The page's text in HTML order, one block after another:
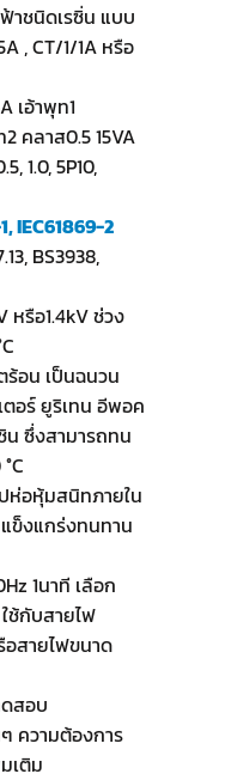
าชนิดเรซิ่น แบบ
, CT/1/1A หรือ
เอ้าพุท1
คลาส0.5 15VA
1.0, 5P10,
IEC61869-2
BS3938,
หรือ1.4kV ช่วง
ร้อน เป็นฉนวน
ตอร์ ยูริเทน อีพอค
น ซึ่งสามารถทน
ห่อหุ้มสนิทภายใน
ข็งแกร่งทนทาน
1นาที เลือก
ใช้กับสายไฟ
อสายไฟขนาด
สอบ
ความต้องการ
เติม